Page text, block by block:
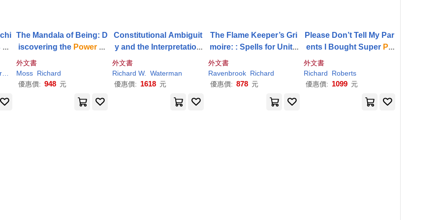
Richard
The Mandala of Being: D
iscovering the Powerof
外文書
Moss Richard
優惠價: 948 元
Constitutional Ambiguit
y and the Interpretation
of Presidential
外文書
Richard W.
Waterman
優惠價: 1618 元
The Flame Keeper’s Gri
moire: : Spells for Unity,
Power
外文書
Ravenbrook Richard
優惠價: 878 元
Please Don’t Tell My Par
ents I Bought Super Po
外文書
Richard
Roberts
優惠價: 1099 元